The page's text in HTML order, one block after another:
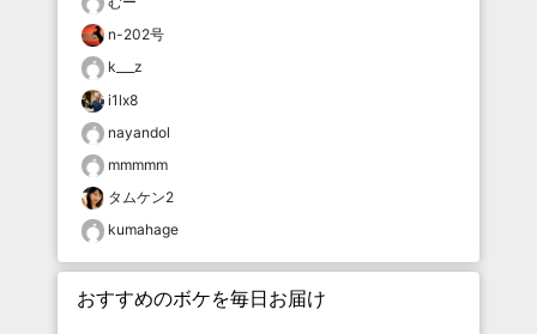
n-202号
k___z
i1lx8
nayandol
mmmmm
タムケン2
kumahage
おすすめのボケを毎日お届け